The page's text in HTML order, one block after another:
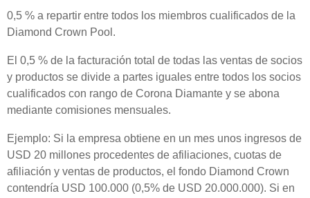
0,5 % a repartir entre todos los miembros cualificados de la
Diamond Crown Pool.
El 0,5 % de la facturación total de todas las ventas de socios
y productos se divide a partes iguales entre todos los socios
cualificados con rango de Corona Diamante y se abona
mediante comisiones mensuales.
Ejemplo: Si la empresa obtiene en un mes unos ingresos de
USD 20 millones procedentes de afiliaciones, cuotas de
afiliación y ventas de productos, el fondo Diamond Crown
contendría USD 100.000 (0,5% de USD 20.000.000). Si en